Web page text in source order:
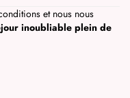
et nous nous
inoubliable plein de